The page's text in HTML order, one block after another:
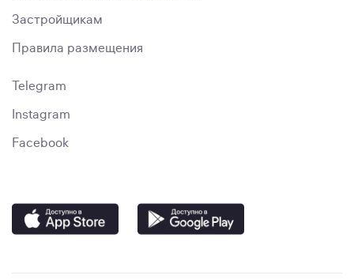
Застройщикам
Правила размещения
Telegram
Instagram
Facebook